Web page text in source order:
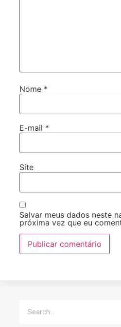
Nome *
E-mail *
Site
Salvar meus dados neste
próxima vez que eu